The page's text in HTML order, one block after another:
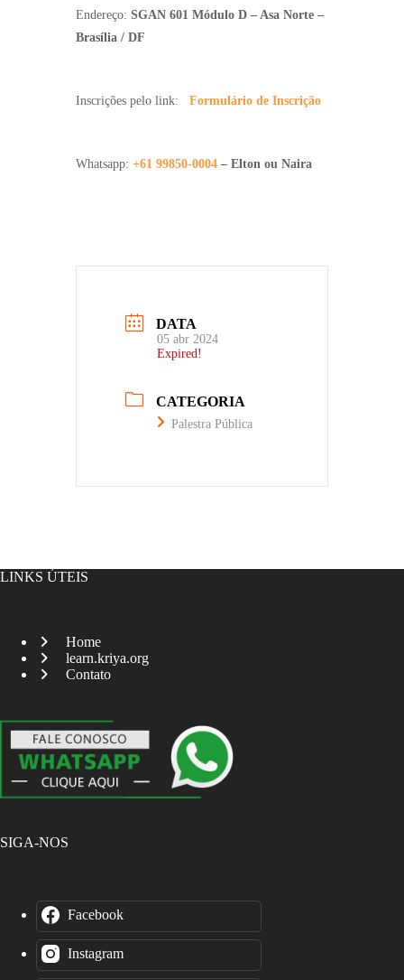
Endereço: SGAN 601 Módulo D – Asa Norte –
Brasília / DF
Inscrições pelo link: Formulário de Inscrição
Whatsapp: +61 99850-0004 – Elton ou Naira
DATA
05 abr 2024
Expired!
CATEGORIA
Palestra Pública
LINKS ÚTEIS
Home
learn.kriya.org
Contato
SIGA-NOS
Facebook
Instagram